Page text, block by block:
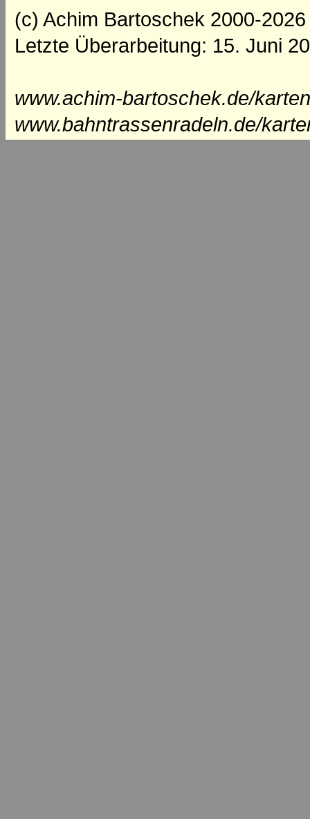
(c) Achim Bartoschek 2000-2026
Letzte Überarbeitung: 15. Juni
www.achim-bartoschek.de/
www.bahntrassenradeln.de/